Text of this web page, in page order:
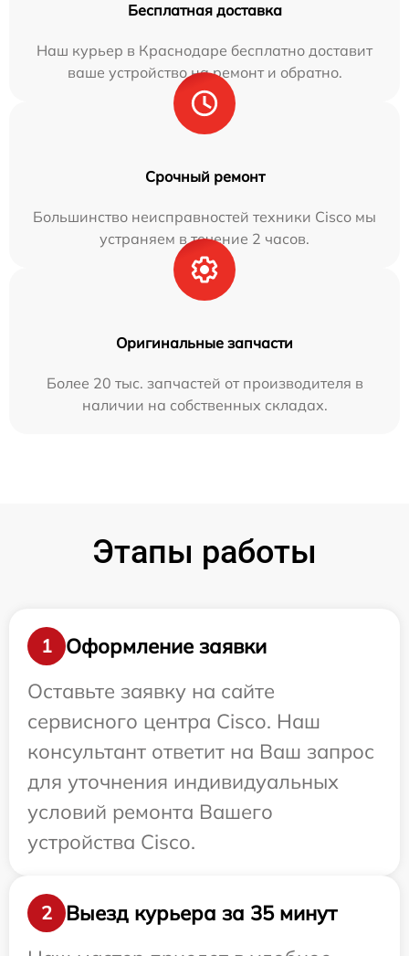
Бесплатная доставка
Наш курьер в Краснодаре бесплатно доставит
ваше устройство на ремонт и обратно.
Срочный ремонт
Большинство неисправностей техники Cisco мы
устраняем в течение 2 часов.
Оригинальные запчасти
Более 20 тыс. запчастей от производителя в
наличии на собственных складах.
Этапы работы
1
Оформление заявки
Оставьте заявку на сайте
сервисного центра Cisco. Наш
консультант ответит на Ваш запрос
для уточнения индивидуальных
условий ремонта Вашего
устройства Cisco.
2
Выезд курьера за 35 минут